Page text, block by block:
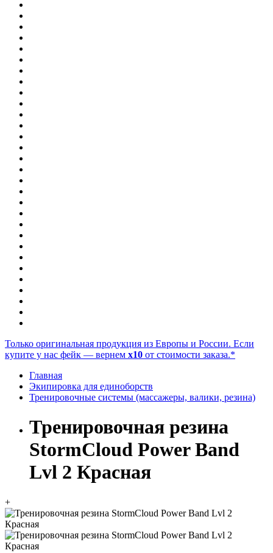
Только оригинальная продукция из Европы и России. Если
купите у нас фейк — вернем x10 от стоимости заказа.*
Главная
Экипировка для единоборств
Тренировочные системы (массажеры, валики, резина)
Тренировочная резина
StormCloud Power Band
Lvl 2 Красная
+